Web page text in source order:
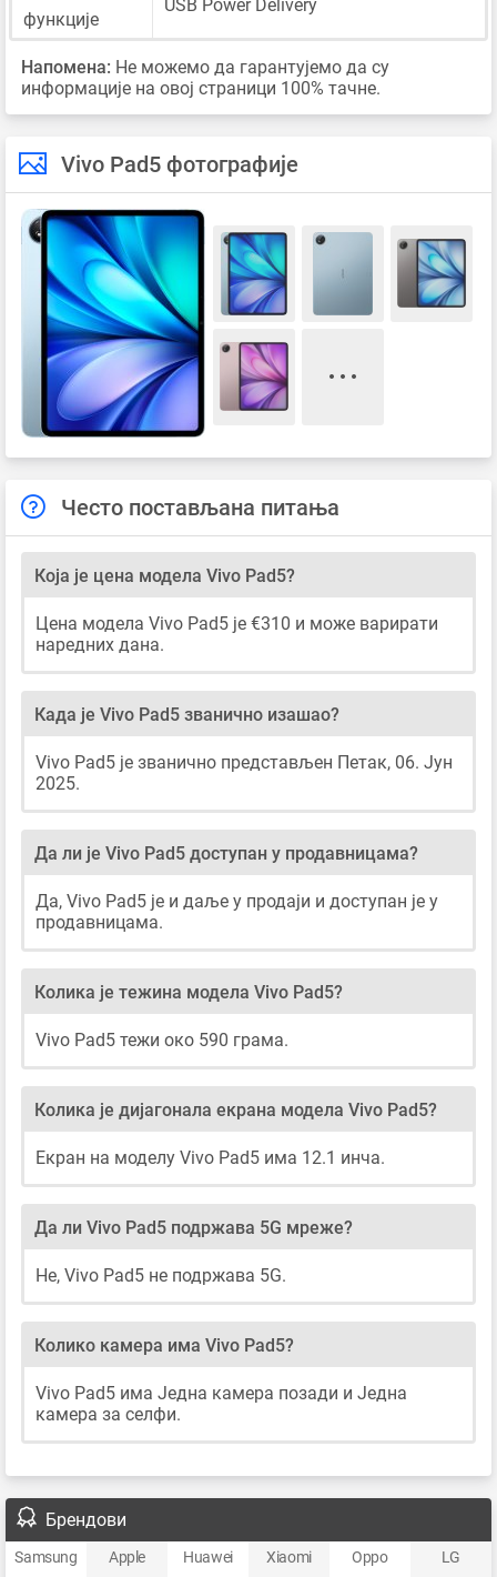
функције
USB Power Delivery
Напомена: Не можемо да гарантујемо да су
информације на овој страници 100% тачне.
Vivo Pad5 фотографије
Често постављана питања
Која је цена модела Vivo Pad5?
Цена модела Vivo Pad5 је €310 и може варирати
наредних дана.
Када је Vivo Pad5 званично изашао?
Vivo Pad5 је званично представљен Петак, 06. Јун
2025.
Да ли је Vivo Pad5 доступан у продавницама?
Да, Vivo Pad5 је и даље у продаји и доступан је у
продавницама.
Колика је тежина модела Vivo Pad5?
Vivo Pad5 тежи око 590 грама.
Колика је дијагонала екрана модела Vivo Pad5?
Екран на моделу Vivo Pad5 има 12.1 инча.
Да ли Vivo Pad5 подржава 5G мреже?
Не, Vivo Pad5 не подржава 5G.
Колико камера има Vivo Pad5?
Vivo Pad5 има Једна камера позади и Једна
камера за селфи.
Брендови
Samsung Apple Huawei Xiaomi Oppo
LG